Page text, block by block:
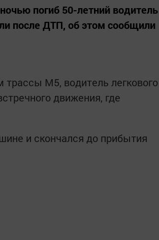
погиб 50-летний водитель
после ДТП, об этом сообщили
М5, водитель легкового
движения, где
и скончался до прибытия